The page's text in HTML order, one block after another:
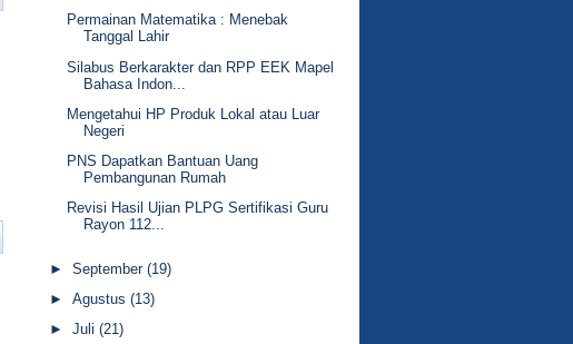
Permainan Matematika : Menebak
Tanggal Lahir
Silabus Berkarakter dan RPP EEK Mapel
Bahasa Indon...
Mengetahui HP Produk Lokal atau Luar
Negeri
PNS Dapatkan Bantuan Uang
Pembangunan Rumah
Revisi Hasil Ujian PLPG Sertifikasi Guru
Rayon 112...
► September (19)
► Agustus (13)
► Juli (21)